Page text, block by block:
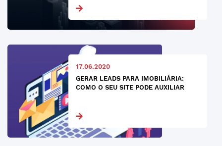
17.06.2020
GERAR LEADS PARA IMOBILIÁRIA:
COMO O SEU SITE PODE AUXILIAR